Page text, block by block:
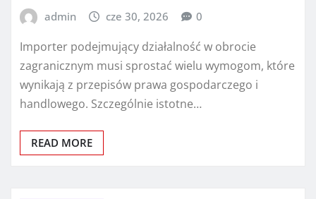
admin cze 30, 2026 0
Importer podejmujący działalność w obrocie
zagranicznym musi sprostać wielu wymogom, które
wynikają z przepisów prawa gospodarczego i
handlowego. Szczególnie istotne…
READ MORE